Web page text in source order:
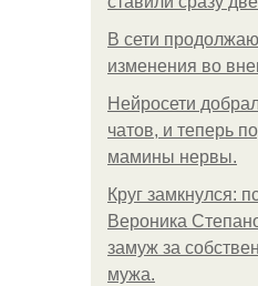
В сети
изменения во
Нейросети
чатов, и теперь
мамины нервы.
Круг замкнулся:
Вероника
замуж за
мужа.